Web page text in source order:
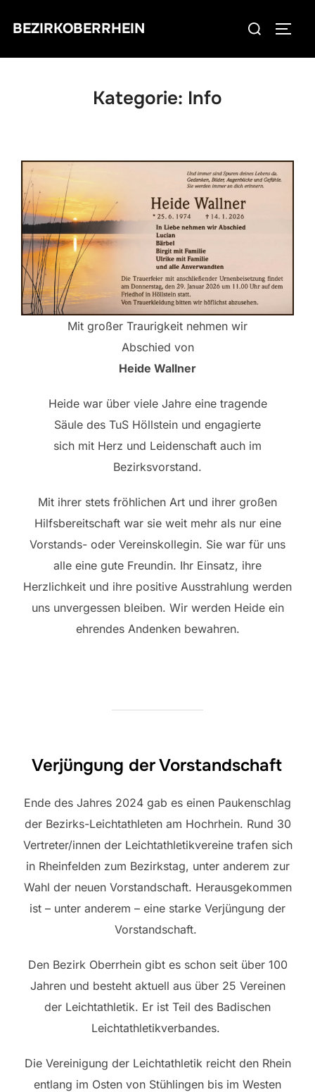
InhaltBEZIRKOBERRHEIN
Suchen
Kategorie: Info
Mit großer Traurigkeit nehmen wir
Abschied von
Heide Wallner
Heide war über viele Jahre eine tragende
Säule des TuS Höllstein und engagierte
sich mit Herz und Leidenschaft auch im
Bezirksvorstand.
Mit ihrer stets fröhlichen Art und ihrer großen
Hilfsbereitschaft war sie weit mehr als nur eine
Vorstands- oder Vereinskollegin. Sie war für uns
alle eine gute Freundin. Ihr Einsatz, ihre
Herzlichkeit und ihre positive Ausstrahlung werden
uns unvergessen bleiben. Wir werden Heide ein
ehrendes Andenken bewahren.
Verjüngung der Vorstandschaft
Ende des Jahres 2024 gab es einen Paukenschlag
der Bezirks-Leichtathleten am Hochrhein. Rund 30
Vertreter/innen der Leichtathletikvereine trafen sich
in Rheinfelden zum Bezirkstag, unter anderem zur
Wahl der neuen Vorstandschaft. Herausgekommen
ist – unter anderem – eine starke Verjüngung der
Vorstandschaft.
Den Bezirk Oberrhein gibt es schon seit über 100
Jahren und besteht aktuell aus über 25 Vereinen
der Leichtathletik. Er ist Teil des Badischen
Leichtathletikverbandes.
Die Vereinigung der Leichtathletik reicht den Rhein
entlang im Osten von Stühlingen bis im Westen